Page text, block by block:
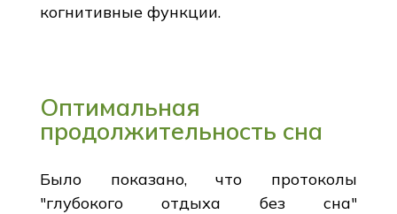
когнитивные функции.
Оптимальная
продолжительность сна
Было показано, что протоколы
"глубокого отдыха без сна"